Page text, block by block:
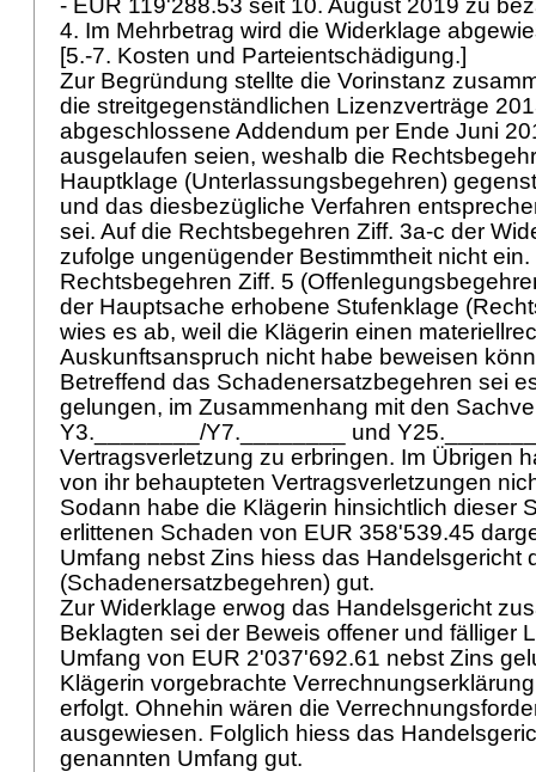
- EUR 119'288.53 seit 10. August 2019 zu
4. Im Mehrbetrag wird die Widerklage
[5.-7. Kosten und Parteientschädigung.]
Zur Begründung stellte die Vorinstanz
die streitgegenständlichen Lizenzverträge
abgeschlossene Addendum per Ende Juni
ausgelaufen seien, weshalb die
Hauptklage (Unterlassungsbegehren)
und das diesbezügliche Verfahren
sei. Auf die Rechtsbegehren Ziff. 3a-c der
zufolge ungenügender Bestimmtheit nicht
Rechtsbegehren Ziff. 5
der Hauptsache erhobene Stufenklage
wies es ab, weil die Klägerin einen
Auskunftsanspruch nicht habe beweisen
Betreffend das Schadenersatzbegehren sei
gelungen, im Zusammenhang mit den
Y3.________/Y7.________ und
Vertragsverletzung zu erbringen. Im Übrigen
von ihr behaupteten Vertragsverletzungen
Sodann habe die Klägerin hinsichtlich dieser
erlittenen Schaden von EUR 358'539.45
Umfang nebst Zins hiess das Handelsgericht
(Schadenersatzbegehren) gut.
Zur Widerklage erwog das Handelsgericht
Beklagten sei der Beweis offener und fälliger
Umfang von EUR 2'037'692.61 nebst Zins
Klägerin vorgebrachte
erfolgt. Ohnehin wären die
ausgewiesen. Folglich hiess das
genannten Umfang gut.